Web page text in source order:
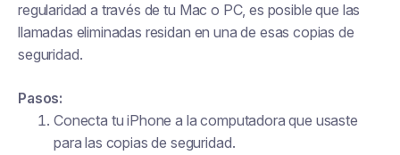
regularidad a través de tu Mac o PC, es posible que las
llamadas eliminadas residan en una de esas copias de
seguridad.
Pasos:
Conecta tu iPhone a la computadora que usaste
para las copias de seguridad.